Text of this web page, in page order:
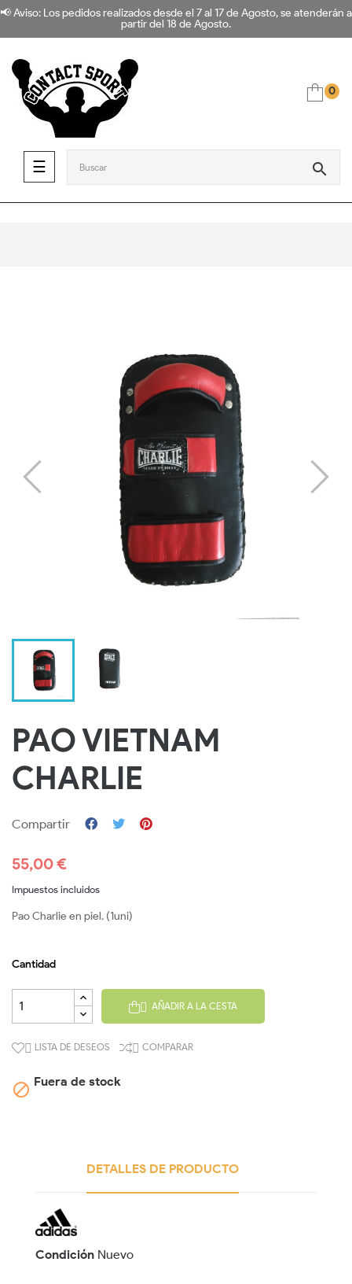
📢 Aviso: Los pedidos realizados desde el 7 al 17 de Agosto, se atenderán a
partir del 18 de Agosto.
search
0
Navegación de palanca
☰
PAO VIETNAM
CHARLIE
Compartir
55,00 €
Impuestos incluidos
Pao Charlie en piel. (1uni)
Cantidad
 AÑADIR A LA CESTA
 LISTA DE DESEOS  COMPARAR
 Fuera de stock
DETALLES DE PRODUCTO
Condición Nuevo